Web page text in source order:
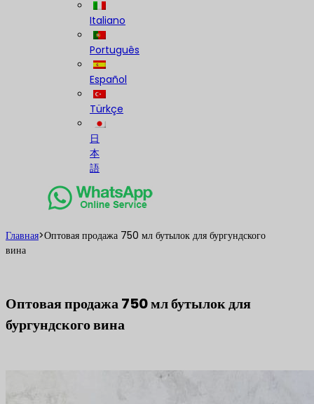
Italiano
Português
Español
Türkçe
日
本
語
Главная>Оптовая продажа 750 мл бутылок для бургундского
вина
Оптовая продажа 750 мл бутылок для
бургундского вина